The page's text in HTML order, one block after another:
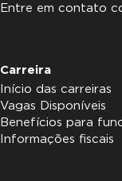
Entre em contato
Carreira
Início das carreiras
Vagas Disponíveis
Benefícios para
Informações fiscais